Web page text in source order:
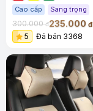
Cao cấp Sang trọng
300.000đ235.000 đ
5 Đã bán 3368